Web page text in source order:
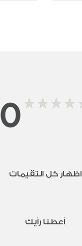
0
اظهار كل التقيمات
أعطنا رأيك